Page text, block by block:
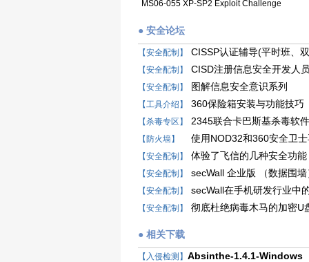
MS06-055 XP-SP2 Exploit
● 安全论坛
【安全配制】 CISSP认证辅导(平时班、
【安全配制】 CISD注册信息安全开发人
【安全配制】 图解信息安全意识系列
【工具介绍】 360保险箱安装与功能技巧
【杀毒专区】 2345联合卡巴斯基杀毒软
【防火墙】 使用NOD32和360安全卫
【安全配制】 体验了飞信的几种安全功
【安全配制】 secWall 企业版 （数据围
【安全配制】 secWall在手机研发行业中
【安全配制】 彻底杜绝病毒木马的加密U
● 相关下载
【入侵检测】 Absinthe-1.4.1-Windows